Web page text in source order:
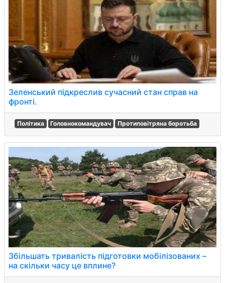
Зеленський підкреслив сучасний стан справ на
фронті.
Політика Головнокомандувач Протиповітряна боротьба
Збільшать тривалість підготовки мобілізованих –
на скільки часу це вплине?